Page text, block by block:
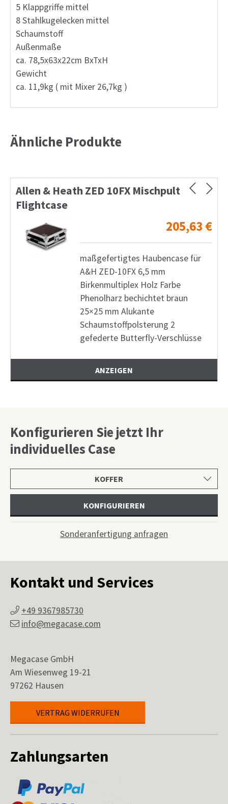
5 Klappgriffe mittel
8 Stahlkugelecken mittel
Schaumstoff
Außenmaße
ca. 78,5x63x22cm BxTxH
Gewicht
ca. 11,9kg ( mit Mixer 26,7kg )
Ähnliche Produkte
Allen & Heath ZED 10FX Mischpult
Flightcase
205,63 €
maßgefertigtes Haubencase für
A&H ZED-10FX 6,5 mm
Birkenmultiplex Holz Farbe
Phenolharz bechichtet braun
25×25 mm Alukante
Schaumstoffpolsterung 2
gefederte Butterfly-Verschlüsse
ANZEIGEN
Konfigurieren Sie jetzt Ihr
individuelles Case
wählen
KONFIGURIEREN
Sonderanfertigung anfragen
Zahlungsarten
Kontakt und Services
+49 9367985730
info@megacase.com
Megacase GmbH
Am Wiesenweg 19-21
97262 Hausen
VERTRAG WIDERRUFEN